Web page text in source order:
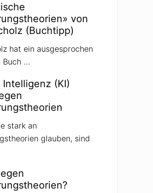
von
(Buchtipp)
hat ein ausgesprochen
Buch …
(KI)
stark an
glauben, sind